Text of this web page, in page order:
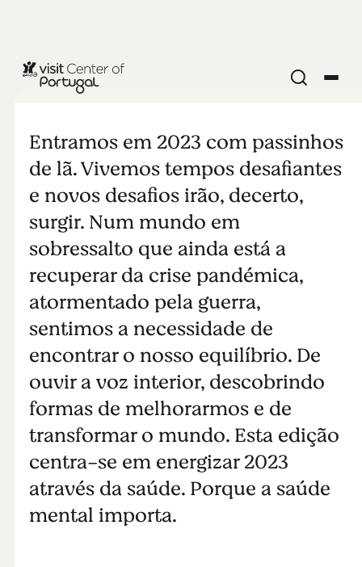
Boosting
2023
Entramos em 2023 com passinhos
de lã. Vivemos tempos desafiantes
e novos desafios irão, decerto,
surgir. Num mundo em
sobressalto que ainda está a
recuperar da crise pandémica,
atormentado pela guerra,
sentimos a necessidade de
encontrar o nosso equilíbrio. De
ouvir a voz interior, descobrindo
formas de melhorarmos e de
transformar o mundo. Esta edição
centra-se em energizar 2023
através da saúde. Porque a saúde
mental importa.